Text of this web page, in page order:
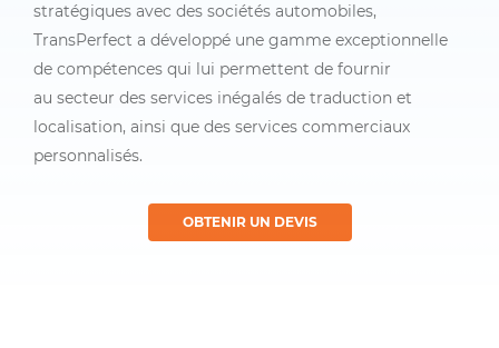
stratégiques avec des sociétés automobiles,
TransPerfect a développé une gamme exceptionnelle
de compétences qui lui permettent de fournir
au secteur des services inégalés de traduction et
localisation, ainsi que des services commerciaux
personnalisés.
OBTENIR UN DEVIS